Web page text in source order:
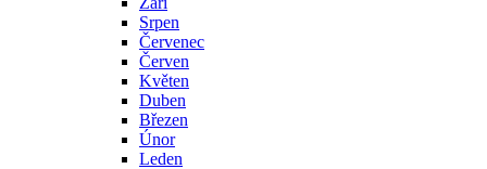
Srpen
Červenec
Červen
Květen
Duben
Březen
Únor
Leden